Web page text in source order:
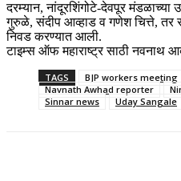
दरम्यान, नांदूरशिंगोटे-देवपूर मंडळाच्या
गुरुळे, संदीप आव्हाड व गणेश चित्ते, तर
निवड करण्यात आली.
टाइम्स ऑफ महाराष्ट्र साठी नवनाथ
TAGS BJP workers meeting
Navnath Awhad reporter
Sinnar news
Uday Sangale